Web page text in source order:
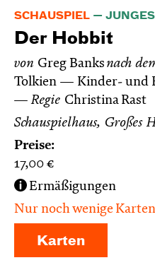
SCHAUSPIEL
Der Hobbit
von Greg Banks nach
Tolkien
Kinder- und
Regie Christina Rast
Schauspielhaus, Großes
Preise:
17,00 €
Ermäßigungen
Nur noch wenige
Karten